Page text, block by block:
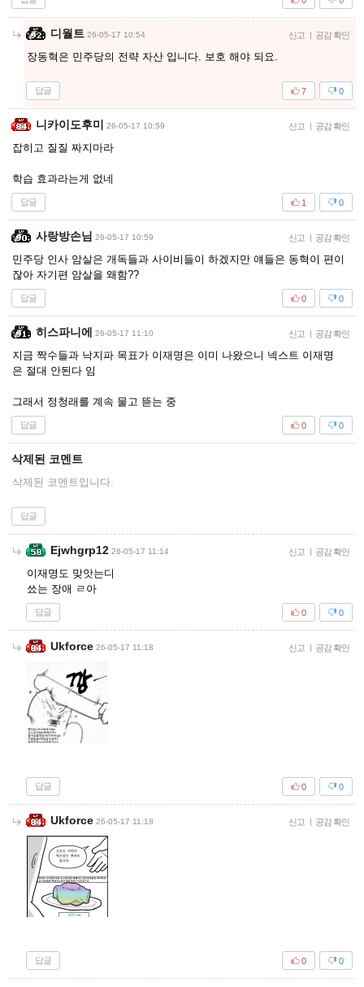
디월트 26-05-17 10:54 신고 | 공감 확인
장동혁은 민주당의 전략 자산 입니다. 보호 해야 되요.
답글 0
7
니카이도후미 26-05-17 10:59 신고 | 공감 확인
잡히고 질질 짜지마라
학습 효과라는게 없네
답글 0
1
사랑방손님 26-05-17 10:59 신고 | 공감 확인
민주당 인사 암살은 개독들과 사이비들이 하겠지만 얘들은 동혁이 편이
잖아 자기편 암살을 왜함??
답글 0
0
히스파니에 26-05-17 11:10 신고 | 공감 확인
지금 짝수들과 낙지파 목표가 이재명은 이미 나왔으니 넥스트 이재명
은 절대 안된다 임
그래서 정청래를 계속 물고 뜯는 중
답글 0
0
삭제된 코멘트
삭제된 코멘트입니다.
답글
Ejwhgrp12 26-05-17 11:14 신고 | 공감 확인
이재명도 맞앗는디
쑈는 장애 ㄹ아
답글 0
0
Ukforce 26-05-17 11:18 신고 | 공감 확인
답글 0
0
Ukforce 26-05-17 11:18 신고 | 공감 확인
답글 0
0